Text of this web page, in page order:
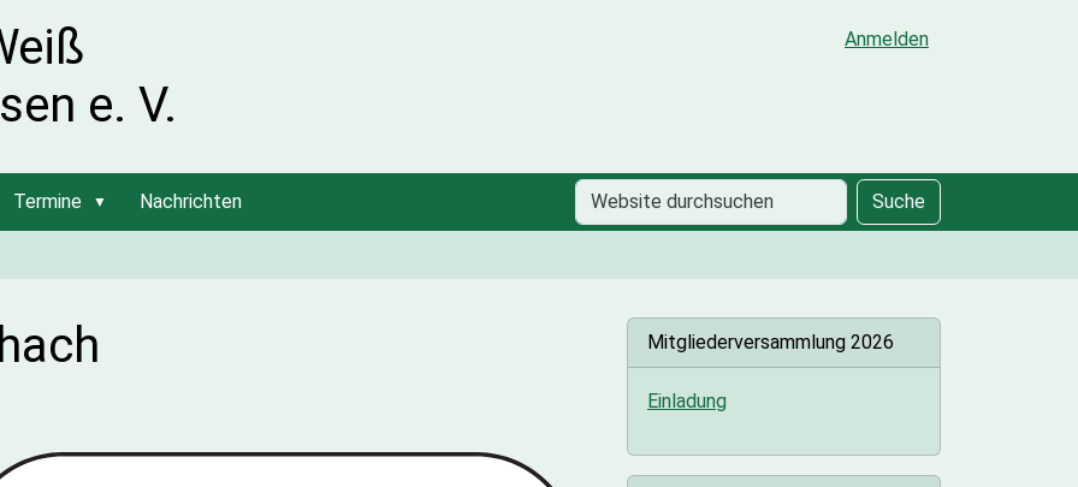
Anmelden
e. V.
Termine Nachrichten
Website
durchsuchen
Suche
Erweiterte
Suche…
Mitgliederversammlung 2026
Einladung